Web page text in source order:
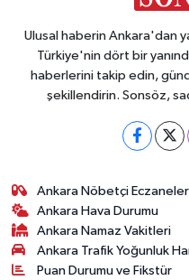
Ulusal haberin Ankara'dan
Türkiye'nin dört bir
haberlerini takip edin,
şekillendirin. Sonsöz,
Ankara Nöbetçi Eczaneler
Ankara Hava Durumu
Ankara Namaz Vakitleri
Ankara Trafik Yoğunluk
Puan Durumu ve Fikstür